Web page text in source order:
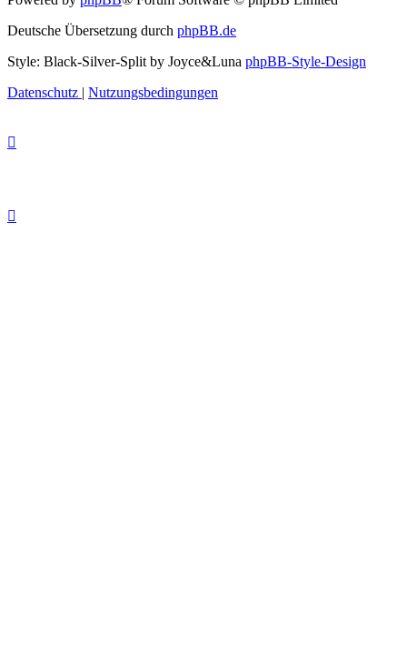
Deutsche Übersetzung durch phpBB.de
Style: Black-Silver-Split by Joyce&Luna phpBB-Style-Design
Datenschutz | Nutzungsbedingungen